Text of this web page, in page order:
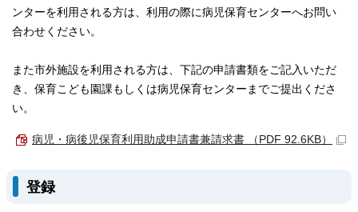
ンターを利用される方は、利用の際に病児保育センターへお問い
合わせください。
また市外施設を利用される方は、下記の申請書類をご記入いただ
き、保育こども園課もしくは病児保育センターまでご提出くださ
い。
病児・病後児保育利用助成申請書兼請求書 （PDF 92.6KB）
登録